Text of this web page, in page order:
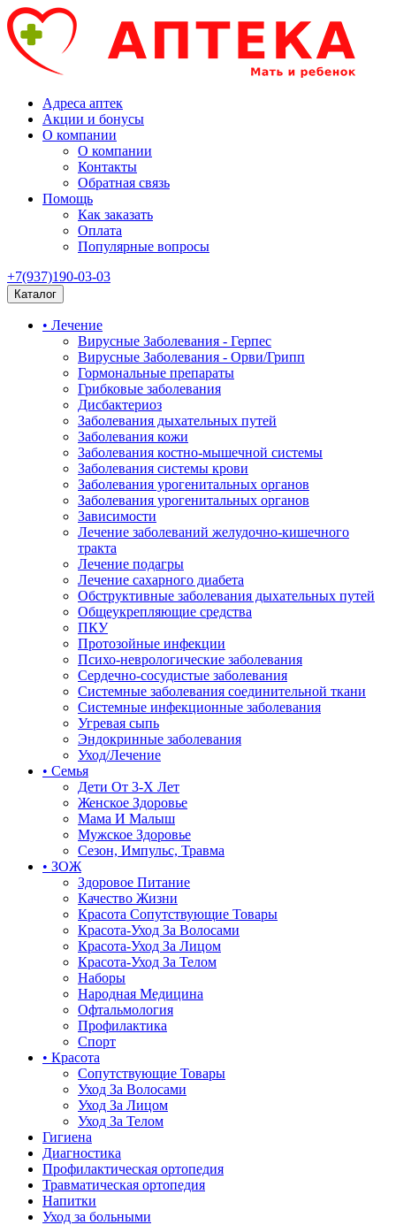
Адреса аптек
Акции и бонусы
О компании
О компании
Контакты
Обратная связь
Помощь
Как заказать
Оплата
Популярные вопросы
+7(937)190-03-03
Каталог
• Лечение
Вирусные Заболевания - Герпес
Вирусные Заболевания - Орви/Грипп
Гормональные препараты
Грибковые заболевания
Дисбактериоз
Заболевания дыхательных путей
Заболевания кожи
Заболевания костно-мышечной системы
Заболевания системы крови
Заболевания урогенитальных органов
Заболевания урогенитальных органов
Зависимости
Лечение заболеваний желудочно-кишечного
тракта
Лечение подагры
Лечение сахарного диабета
Обструктивные заболевания дыхательных путей
Общеукрепляющие средства
ПКУ
Протозойные инфекции
Психо-неврологические заболевания
Сердечно-сосудистые заболевания
Системные заболевания соединительной ткани
Системные инфекционные заболевания
Угревая сыпь
Эндокринные заболевания
Уход/Лечение
• Семья
Дети От 3-Х Лет
Женское Здоровье
Мама И Малыш
Мужское Здоровье
Сезон, Импульс, Травма
• ЗОЖ
Здоровое Питание
Качество Жизни
Красота Сопутствующие Товары
Красота-Уход За Волосами
Красота-Уход За Лицом
Красота-Уход За Телом
Наборы
Народная Медицина
Офтальмология
Профилактика
Спорт
• Красота
Сопутствующие Товары
Уход За Волосами
Уход За Лицом
Уход За Телом
Гигиена
Диагностика
Профилактическая ортопедия
Травматическая ортопедия
Напитки
Уход за больными